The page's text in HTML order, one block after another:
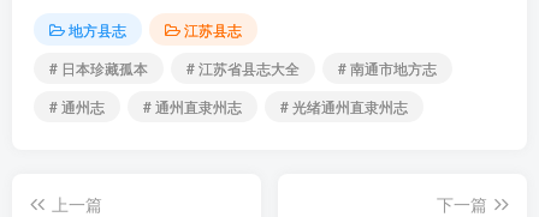
地方县志
江苏县志
# 日本珍藏孤本
# 江苏省县志大全
# 南通市地方志
# 通州志
# 通州直隶州志 # 光绪通州直隶州志
上一篇
下一篇